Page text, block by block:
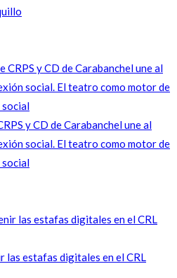
y CD de Carabanchel une al
social. El teatro como motor de
social
las estafas digitales en el CRL